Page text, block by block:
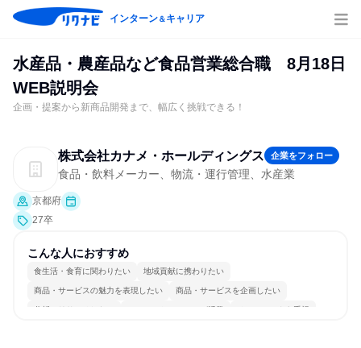
インターン＆キャリア
水産品・農産品など食品営業総合職 8月18日
WEB説明会
企画・提案から新商品開発まで、幅広く挑戦できる！
株式会社カナメ・ホールディングス 企業をフォロー
食品・飲料メーカー、物流・運行管理、水産業
京都府
27卒
こんな人におすすめ
食生活・食育に関わりたい 地域貢献に携わりたい
商品・サービスの魅力を表現したい 商品・サービスを企画したい
分析・リサーチしたい コミュニケーションが活発 チームワークを重視